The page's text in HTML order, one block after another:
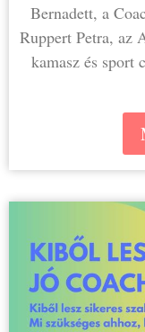
Bernadett, a
Ruppert Petra, az
kamasz és sport